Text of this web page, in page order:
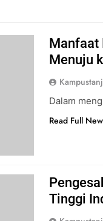
Manfaat
Menuju
Dalam
Read Full
Tinggi